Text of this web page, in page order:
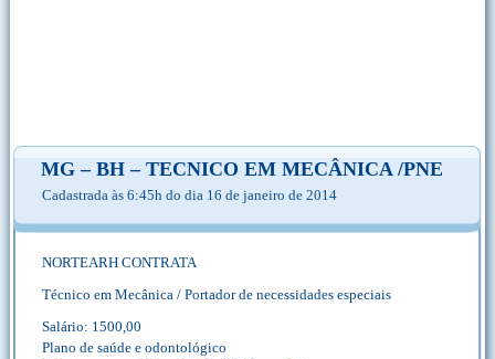
MG – BH – TECNICO EM MECÂNICA /PNE
Cadastrada às 6:45h do dia 16 de janeiro de 2014
NORTEARH CONTRATA
Técnico em Mecânica / Portador de necessidades especiais
Salário: 1500,00
Plano de saúde e odontológico